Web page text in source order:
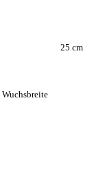
Wuchsbreite
25 cm